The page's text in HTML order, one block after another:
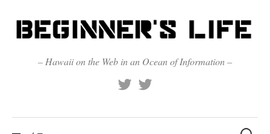
ン
テ
キ
– Hawaii on the Web in an Ocean of Information –
検
索: